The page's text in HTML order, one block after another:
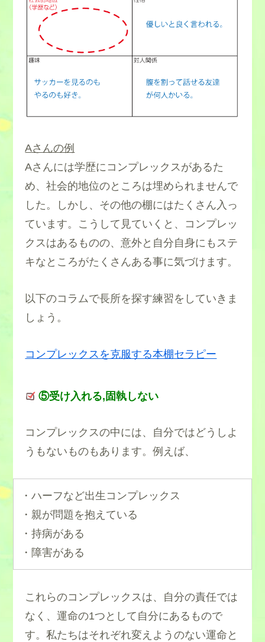
Aさんの例
Aさんには学歴にコンプレックスがあるた
め、社会的地位のところは埋められませんで
した。しかし、その他の棚にはたくさん入っ
ています。こうして見ていくと、コンプレッ
クスはあるものの、意外と自分自身にもステ
キなところがたくさんある事に気づけます。
以下のコラムで長所を探す練習をしていきま
しょう。
コンプレックスを克服する本棚セラピー
⑤受け入れる,固執しない
コンプレックスの中には、自分ではどうしよ
うもないものもあります。例えば、
・ハーフなど出生コンプレックス
・親が問題を抱えている
・持病がある
・障害がある
これらのコンプレックスは、自分の責任では
なく、運命の1つとして自分にあるもので
す。私たちはそれぞれ変えようのない運命と